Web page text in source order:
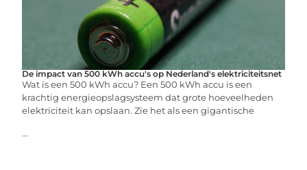
De impact van 500 kWh accu's op Nederland's elektriciteitsnet
Wat is een 500 kWh accu? Een 500 kWh accu is een
krachtig energieopslagsysteem dat grote hoeveelheden
elektriciteit kan opslaan. Zie het als een gigantische
...